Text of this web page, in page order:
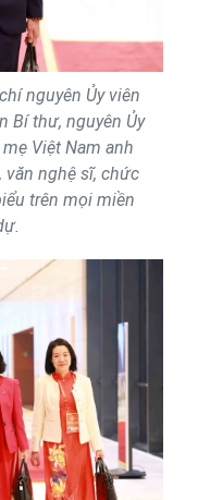
nguyên Ủy viên
Bí thư, nguyên Ủy
Việt Nam anh
văn nghệ sĩ, chức
trên mọi miền